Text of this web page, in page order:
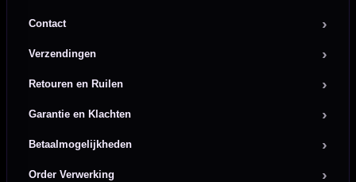
Contact
Verzendingen
Retouren en Ruilen
Garantie en Klachten
Betaalmogelijkheden
Order Verwerking